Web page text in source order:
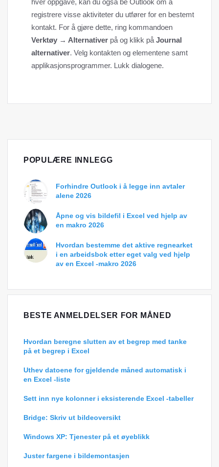
hver oppgave, kan du også be Outlook om å
registrere visse aktiviteter du utfører for en bestemt
kontakt. For å gjøre dette, ring kommandoen
Verktøy → Alternativer på og klikk på Journal
alternativer. Velg kontakten og elementene samt
applikasjonsprogrammer. Lukk dialogene.
POPULÆRE INNLEGG
Forhindre Outlook i å legge inn avtaler
alene 2026
Åpne og vis bildefil i Excel ved hjelp av
en makro 2026
Hvordan bestemme det aktive regnearket
i en arbeidsbok etter eget valg ved hjelp
av en Excel -makro 2026
BESTE ANMELDELSER FOR MÅNED
Hvordan beregne slutten av et begrep med tanke
på et begrep i Excel
Uthev datoene for gjeldende måned automatisk i
en Excel -liste
Sett inn nye kolonner i eksisterende Excel -tabeller
Bridge: Skriv ut bildeoversikt
Windows XP: Tjenester på et øyeblikk
Juster fargene i bildemontasjen